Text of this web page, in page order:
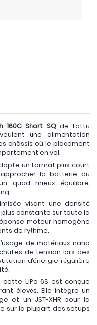
160C Short SQde Tattu
une alimentation
châssis où le placement
en vol.
un format plus court
la batterie du
quad mieux équilibré,
visant une densité
constante sur toute la
moteur homogène
de rythme.
de matériaux nano
de tension lors des
d’énergie régulière
cette LiPo 6S est conçue
élevés. Elle intègre un
et un JST-XHR pour la
sur la plupart des setups